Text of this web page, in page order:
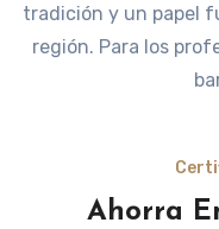
tradición y un papel
región. Para los
Ahorra